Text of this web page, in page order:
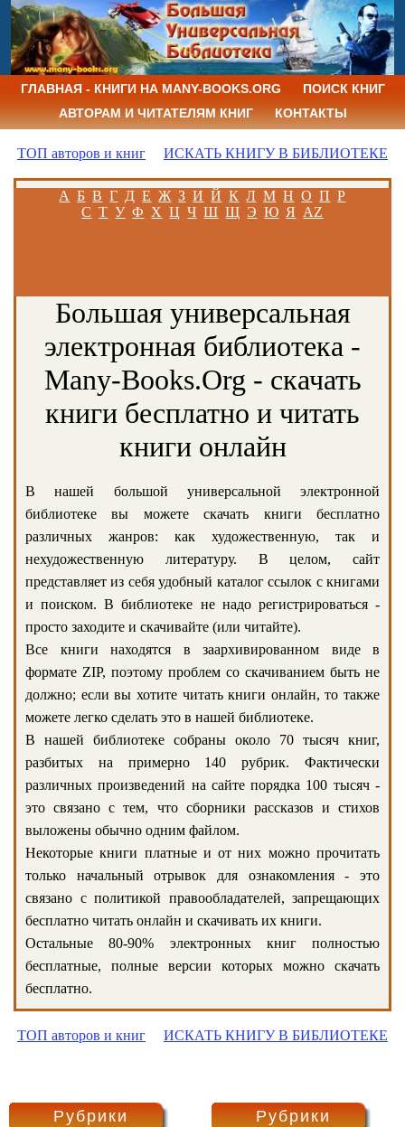
ГЛАВНАЯ - КНИГИ НА MANY-BOOKS.ORG
ПОИСК КНИГ
АВТОРАМ И ЧИТАТЕЛЯМ КНИГ
КОНТАКТЫ
ТОП авторов и книг ИСКАТЬ КНИГУ В БИБЛИОТЕКЕ
А Б В Г Д Е Ж З И Й К Л М Н О П Р
С Т У Ф Х Ц Ч Ш Щ Э Ю Я AZ
Большая универсальная
электронная библиотека -
Many-Books.Org - скачать
книги бесплатно и читать
книги онлайн
В нашей большой универсальной электронной
библиотеке вы можете скачать книги бесплатно
различных жанров: как художественную, так и
нехудожественную литературу. В целом, сайт
представляет из себя удобный каталог ссылок с книгами
и поиском. В библиотеке не надо регистрироваться -
просто заходите и скачивайте (или читайте).
Все книги находятся в заархивированном виде в
формате ZIP, поэтому проблем со скачиванием быть не
должно; если вы хотите читать книги онлайн, то также
можете легко сделать это в нашей библиотеке.
В нашей библиотеке собраны около 70 тысяч книг,
разбитых на примерно 140 рубрик. Фактически
различных произведений на сайте порядка 100 тысяч -
это связано с тем, что сборники рассказов и стихов
выложены обычно одним файлом.
Некоторые книги платные и от них можно прочитать
только начальный отрывок для ознакомления - это
связано с политикой правообладателей, запрещающих
бесплатно читать онлайн и скачивать их книги.
Остальные 80-90% электронных книг полностью
бесплатные, полные версии которых можно скачать
бесплатно.
ТОП авторов и книг ИСКАТЬ КНИГУ В БИБЛИОТЕКЕ
Рубрики Рубрики